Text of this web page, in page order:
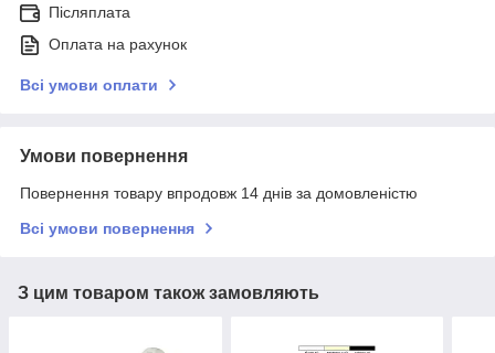
Післяплата
Оплата на рахунок
Всі умови оплати
Умови повернення
Повернення товару впродовж 14 днів за домовленістю
Всі умови повернення
З цим товаром також замовляють